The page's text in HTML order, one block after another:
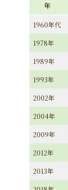
年
1960年代
1978年
1989年
1993年
2002年
2004年
2009年
2012年
2013年